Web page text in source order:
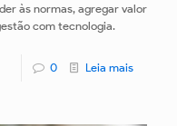
às normas, agregar valor
com tecnologia.
0 Leia mais